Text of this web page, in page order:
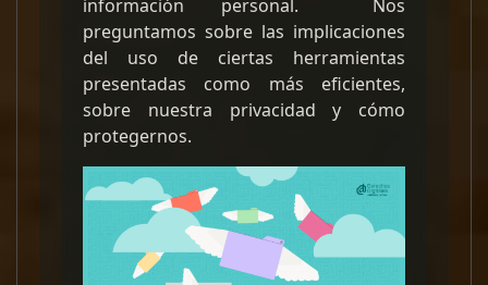
información personal. Nos
preguntamos sobre las implicaciones
del uso de ciertas herramientas
presentadas como más eficientes,
sobre nuestra privacidad y cómo
protegernos.